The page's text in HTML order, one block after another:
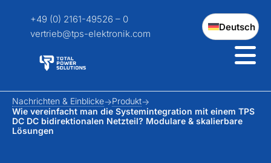
+49 (0) 2161-49526 – 0
vertrieb@tps-elektronik.com
Deutsch
Nachrichten & Einblicke
Produkt
Wie vereinfacht man die Systemintegration mit einem TPS
DC DC bidirektionalen Netzteil? Modulare & skalierbare
Lösungen